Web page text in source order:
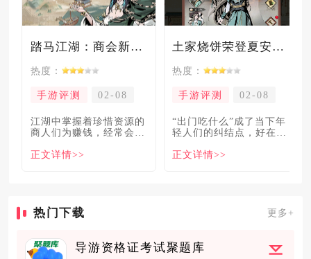
踏马江湖：商会新玩法坑惨奸商，拼多多砍一砍洗脑夏安！
热度：
手游评测 02-08
​江湖中掌握着珍惜资源的
商人们为赚钱，经常会让
倍，
正文详情>>
土家烧饼荣登夏安必吃榜？烧饼西施摇身成流量网红！
热度：
手游评测 02-08
“出门吃什么”成了当下年
轻人们的纠结点，好在美
解
正文详情>>
热门下载 更多+
导游资格证考试聚题库